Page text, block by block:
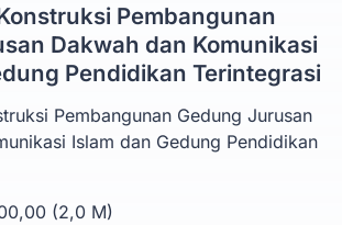
Pembangunan
Dakwah dan Komunikasi
Pendidikan Terintegrasi
Pembangunan Gedung Jurusan
Islam dan Gedung Pendidikan
(2,0 M)